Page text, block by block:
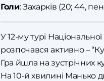
Голи: Захарків (20; 44,
У 12-му турі
розпочався активно –
Гра йшла на зустрічних
На 10-й хвилині Манько